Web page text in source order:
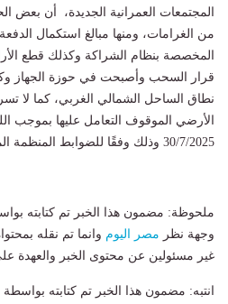
المجتمعات العمرانية الجديدة، أن بعض
من الغرامات، ومنها مبالغ استكمال
المخصصة بنظام الشراكة وكذلك قطع
قرار السحب وأصبحت في حوزة الجهاز
نطاق الساحل الشمالي الغربي، كما لا
30/7/2025 وذلك وفقًا للضوابط المنظمة المعتمدة.
ملحوظة: مضمون هذا الخبر تم كتابته
وجهة نظر مصر اليوم وانما تم نقله
غير مسئولين عن محتوى الخبر والعهدة
انتبه: مضمون هذا الخبر تم كتابته بواسطة